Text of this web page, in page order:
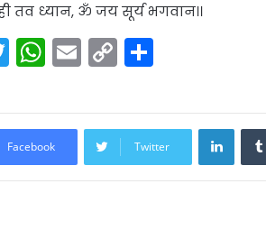
तव ध्यान, ॐ जय सूर्य भगवान।।
T
w
itt
er
W
h
a
ts
A
E
m
ai
l
C
o
p
y
Li
ar
e
Facebook Twitter